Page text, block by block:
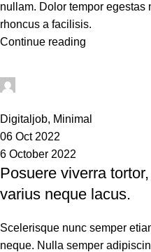
nullam. Dolor tempor egestas
rhoncus a facilisis.
Continue reading
Digitaljob, Minimal
06 Oct 2022
6 October 2022
Posuere viverra
varius neque lacus.
Scelerisque nunc semper
neque. Nulla semper